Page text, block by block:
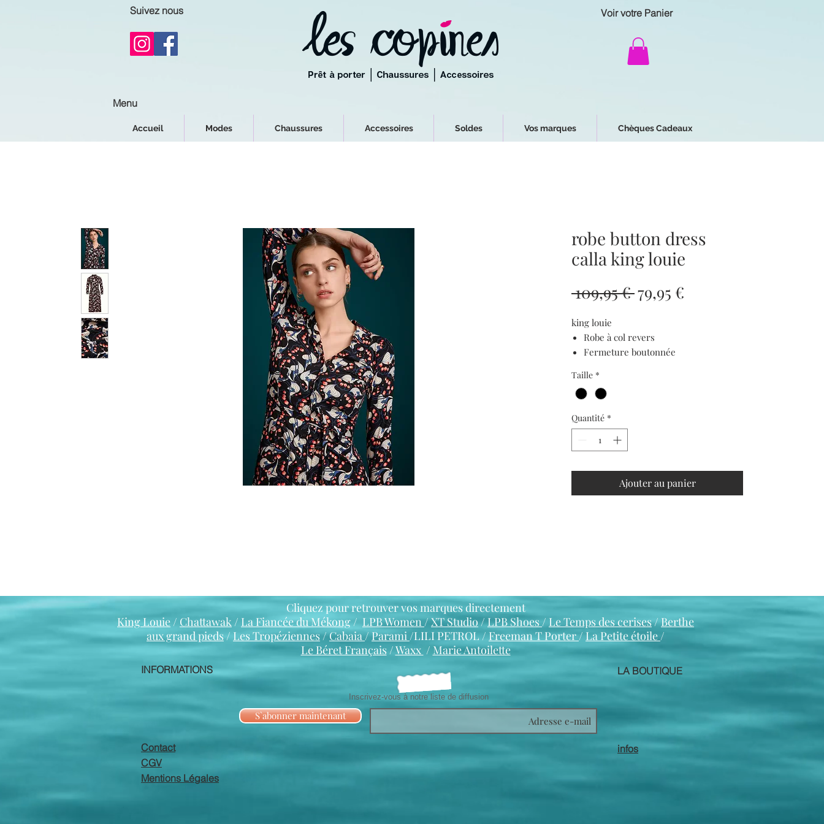
Suivez nous Voir votre Panier
Menu
Accueil Modes Chaussures Accessoires Soldes Vos marques Chèques Cadeaux
robe button dress
calla king louie
109,95 € Prix
79,95 €
king louie
Robe à col revers
Fermeture boutonnée
Ceinture à nouer
Jersey
Tissu stretch
Imprimé organique
95% viscose (ecovero), 5% élasthanne
Taille *
Quantité *
Ajouter au panier
Cliquez pour retrouver vos marques directement
King Louie/ Chattawak/ La Fiancée du Mékong/ LPB Women/XT Studio/LPB Shoes/ Le Temps des cerises/Berthe
aux grand pieds / Les Tropéziennes/Cabaia/Parami /LILI PETROL / Freeman T Porter/ La Petite étoile /
Le Béret Français/Waxx / Marie Antoilette
INFORMATIONS
Contact
Inscrivez-vous à notre liste de diffusion
S`abonner maintenant
LA BOUTIQUE
infos
CGV
Mentions Légales